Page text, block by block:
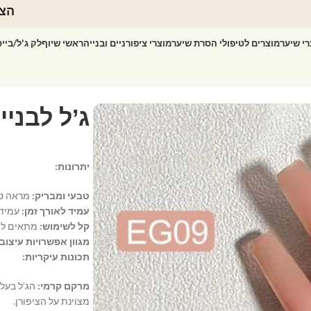
שיערמוצרים לטיפולי הסרת שיערמוצרי ציפורניים ובנייהראשי שיוףלק ג'ל/
יתרונות:
טבעי ומבריק: מראה
עמיד לאורך זמן:
קל לשימוש: מתאים
מגוון אפשרויות
תכונות עיקריות:
מרקם קרמי: הג’ל
מצוינת על הציפורן.